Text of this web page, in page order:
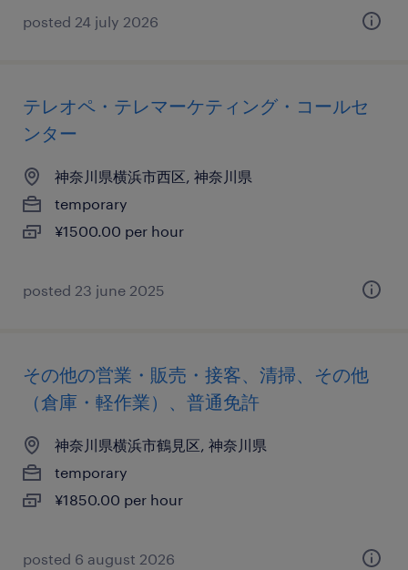
posted 24 july 2026
テレオペ・テレマーケティング・コールセ
ンター
神奈川県横浜市西区, 神奈川県
temporary
¥1500.00 per hour
posted 23 june 2025
その他の営業・販売・接客、清掃、その他
（倉庫・軽作業）、普通免許
神奈川県横浜市鶴見区, 神奈川県
temporary
¥1850.00 per hour
posted 6 august 2026